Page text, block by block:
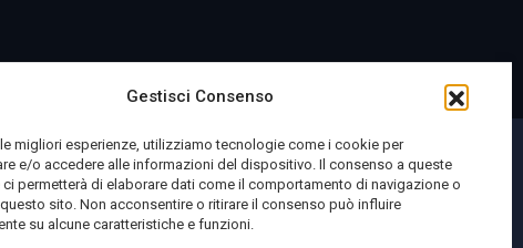
Gestisci Consenso
migliori esperienze, utilizziamo tecnologie come i cookie per
e/o accedere alle informazioni del dispositivo. Il consenso a queste
permetterà di elaborare dati come il comportamento di navigazione o
sito. Non acconsentire o ritirare il consenso può influire
su alcune caratteristiche e funzioni.